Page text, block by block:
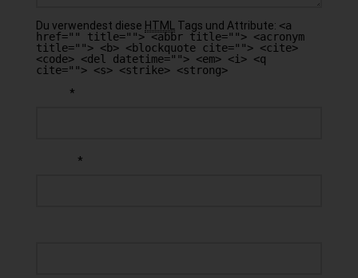
Du verwendest diese HTML Tags und Attribute: <a
href="" title=""> <abbr title=""> <acronym
title=""> <b> <blockquote cite=""> <cite>
<code> <del datetime=""> <em> <i> <q
cite=""> <s> <strike> <strong>
*
*